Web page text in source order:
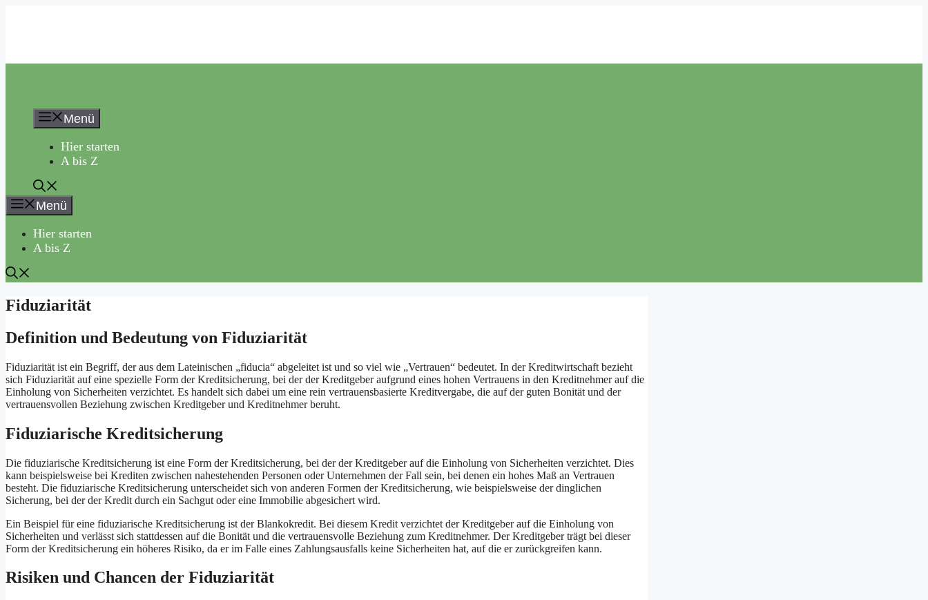
Menü
Hier starten
A bis Z
Menü
Hier starten
A bis Z
Fiduziarität
Definition und Bedeutung von Fiduziarität
Fiduziarität ist ein Begriff, der aus dem Lateinischen „fiducia“ abgeleitet ist und so viel wie „Vertrauen“ bedeutet. In der Kreditwirtschaft bezieht
sich Fiduziarität auf eine spezielle Form der Kreditsicherung, bei der der Kreditgeber aufgrund eines hohen Vertrauens in den Kreditnehmer auf die
Einholung von Sicherheiten verzichtet. Es handelt sich dabei um eine rein vertrauensbasierte Kreditvergabe, die auf der guten Bonität und der
vertrauensvollen Beziehung zwischen Kreditgeber und Kreditnehmer beruht.
Fiduziarische Kreditsicherung
Die fiduziarische Kreditsicherung ist eine Form der Kreditsicherung, bei der der Kreditgeber auf die Einholung von Sicherheiten verzichtet. Dies
kann beispielsweise bei Krediten zwischen nahestehenden Personen oder Unternehmen der Fall sein, bei denen ein hohes Maß an Vertrauen
besteht. Die fiduziarische Kreditsicherung unterscheidet sich von anderen Formen der Kreditsicherung, wie beispielsweise der dinglichen
Sicherung, bei der der Kredit durch ein Sachgut oder eine Immobilie abgesichert wird.
Ein Beispiel für eine fiduziarische Kreditsicherung ist der Blankokredit. Bei diesem Kredit verzichtet der Kreditgeber auf die Einholung von
Sicherheiten und verlässt sich stattdessen auf die Bonität und die vertrauensvolle Beziehung zum Kreditnehmer. Der Kreditgeber trägt bei dieser
Form der Kreditsicherung ein höheres Risiko, da er im Falle eines Zahlungsausfalls keine Sicherheiten hat, auf die er zurückgreifen kann.
Risiken und Chancen der Fiduziarität